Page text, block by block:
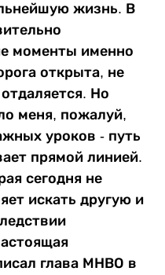
жизнь. В
моменты именно
открыта, не
Но
меня, пожалуй,
уроков - путь
прямой линией.
сегодня не
искать другую и
глава МНВО в